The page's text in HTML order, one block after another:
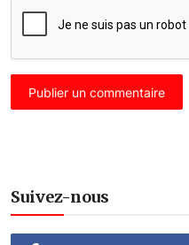
Publier un commentaire
Suivez-nous